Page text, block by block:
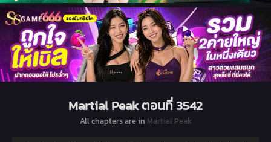
Martial Peak ตอนที่ 3542
All chapters are in Martial Peak